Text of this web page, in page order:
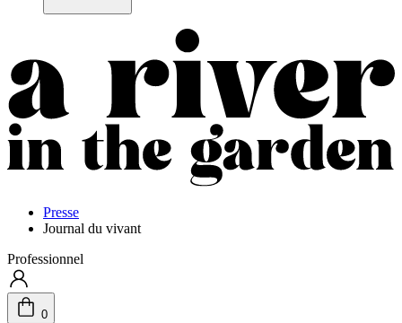
Presse
Journal du vivant
Professionnel
0